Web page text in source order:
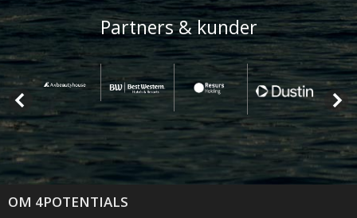
Partners & kunder
OM 4POTENTIALS